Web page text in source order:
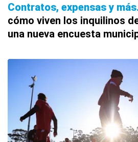
Contratos, expensas y más
cómo viven los inquilinos
una nueva encuesta